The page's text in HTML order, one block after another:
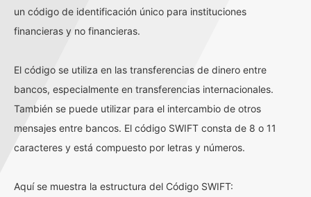
un código de identificación único para instituciones
financieras y no financieras.
El código se utiliza en las transferencias de dinero entre
bancos, especialmente en transferencias internacionales.
También se puede utilizar para el intercambio de otros
mensajes entre bancos. El código SWIFT consta de 8 o 11
caracteres y está compuesto por letras y números.
Aquí se muestra la estructura del Código SWIFT: